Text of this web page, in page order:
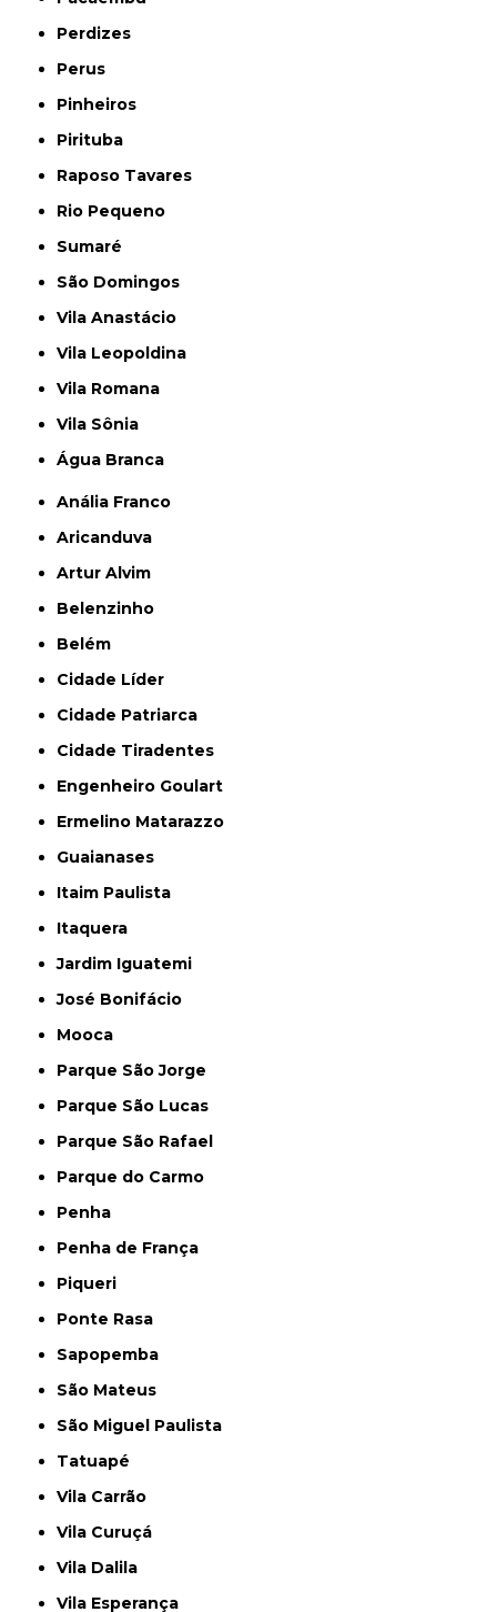
Perdizes
Perus
Pinheiros
Pirituba
Raposo Tavares
Rio Pequeno
Sumaré
São Domingos
Vila Anastácio
Vila Leopoldina
Vila Romana
Vila Sônia
Água Branca
Anália Franco
Aricanduva
Artur Alvim
Belenzinho
Belém
Cidade Líder
Cidade Patriarca
Cidade Tiradentes
Engenheiro Goulart
Ermelino Matarazzo
Guaianases
Itaim Paulista
Itaquera
Jardim Iguatemi
José Bonifácio
Mooca
Parque São Jorge
Parque São Lucas
Parque São Rafael
Parque do Carmo
Penha
Penha de França
Piqueri
Ponte Rasa
Sapopemba
São Mateus
São Miguel Paulista
Tatuapé
Vila Carrão
Vila Curuçá
Vila Dalila
Vila Esperança